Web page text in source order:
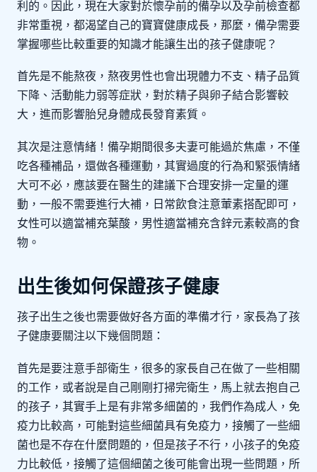
利的。因此，現在大家對於懷孕前的備孕以及孕前檢查都
非常重視，都渴望自己的寶寶健康成長，那麼，備孕需要
掌握哪些比較重要的知識才能讓生出的孩子健康呢？
首先是不能熬夜，熬夜男性也會出現體力不支、精子品質
下降、活動能力弱等症狀，對於精子與卵子結合影響較
大，進而影響胎兒身體成長發育素質。
其次是注意情緒！備孕期間很多夫妻可能過於焦慮，不僅
吃各種補品，還做各種運動，其實過度的行為和緊張情緒
大可不必，應該要在醫生的建議下合理安排一定量的運
動，一般不需要進行大補，日常飲食注意葷素搭配即可，
女性可以適當補充葉酸，男性適當補充含鋅元素較高的食
物。
出生後如何保證孩子健康
孩子出生之後也需要做好各方面的準備才行，家長為了孩
子健康要關注以下幾個問題：
首先是要注意手部衛生，很多的家長自己在做了一些相關
的工作，或者說是自己剛剛打掃完衛生，馬上就去抱自己
的孩子，其實手上是有非常多細菌的，我們作為成人，免
疫力比較高，可能對這些細菌具有免疫力，接觸了一些細
菌也是不存在什麼問題的，但是孩子不行，小孩子的免疫
力比較低，接觸了這個細菌之後可能會出現一些問題，所